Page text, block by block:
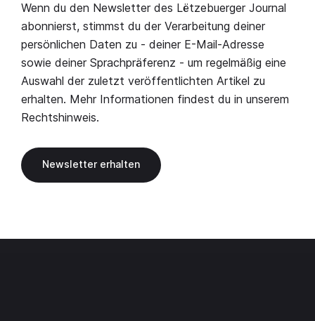
Wenn du den Newsletter des Lëtzebuerger Journal
abonnierst, stimmst du der Verarbeitung deiner
persönlichen Daten zu - deiner E-Mail-Adresse
sowie deiner Sprachpräferenz - um regelmäßig eine
Auswahl der zuletzt veröffentlichten Artikel zu
erhalten. Mehr Informationen findest du in unserem
Rechtshinweis.